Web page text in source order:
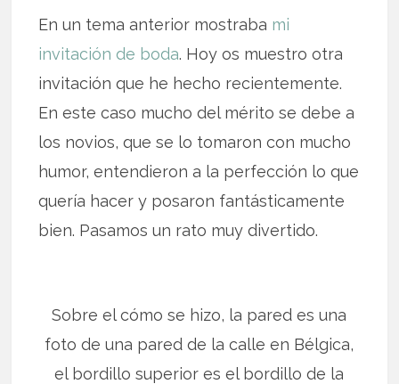
En un tema anterior mostraba mi
invitación de boda. Hoy os muestro otra
invitación que he hecho recientemente.
En este caso mucho del mérito se debe a
los novios, que se lo tomaron con mucho
humor, entendieron a la perfección lo que
quería hacer y posaron fantásticamente
bien. Pasamos un rato muy divertido.
Sobre el cómo se hizo, la pared es una
foto de una pared de la calle en Bélgica,
el bordillo superior es el bordillo de la